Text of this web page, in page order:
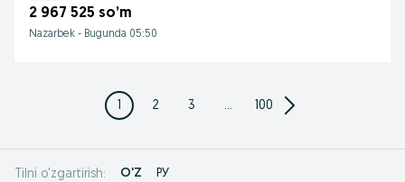
2 967 525 so’m
Nazarbek - Bugunda 05:50
1 2 3 ... 100
Tilni o'zgartirish: O'Z РУ